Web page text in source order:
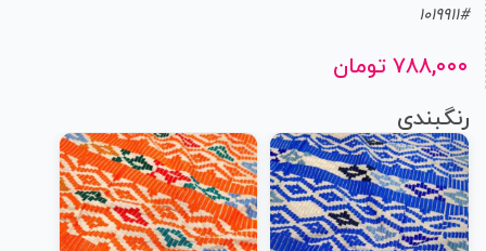
1019911#
۷۸۸,۰۰۰ تومان
رنگبندی